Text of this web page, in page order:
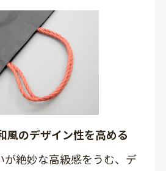
風のデザイン性を高める
が絶妙な高級感をうむ、デ